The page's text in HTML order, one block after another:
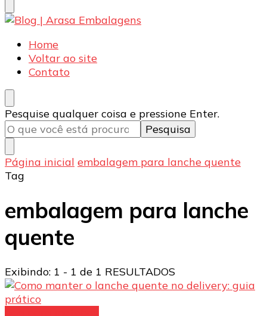
Blog | Arasa Embalagens
Confira conteúdos sobre embalagens para pizzas,
doces e salgados. Tudo para seu comércio com a
qualidade Arasa. Leia nossos conteúdos!
Home
Voltar ao site
Contato
Procurando
algo?
Pesquise qualquer coisa e pressione Enter.
Página inicial embalagem para lanche quente
Tag
embalagem para lanche
quente
Exibindo: 1 - 1 de 1 RESULTADOS